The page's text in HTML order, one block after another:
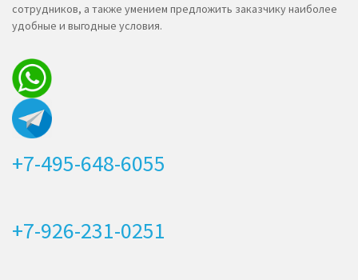
сотрудников, а также умением предложить заказчику наиболее
удобные и выгодные условия.
+7-495-648-6055
+7-926-231-0251